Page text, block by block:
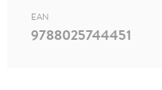
EAN
9788025744451